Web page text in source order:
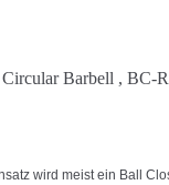
Barbell , BC-
wird meist ein Ball